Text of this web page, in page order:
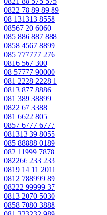
0822 78 89 89 89
08 131313 8558
08567 20 6060
085 886 887 888
0858 4567 8899
085 777777 276
0816 567 300
08 57777 90000
081 2228 2228 1
0813 877 8886
081 389 38899
0822 67 3388
081 6622 805
0857 6777 6777
081313 39 8055
085 88888 0189
082 11999 7878
082266 233 233
0819 14 11 2011
0812 788999 89
08222 99999 37
0813 2070 5030
0858 7080 3888